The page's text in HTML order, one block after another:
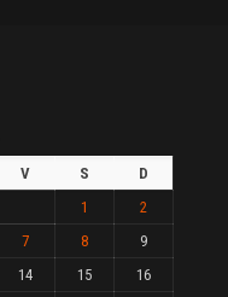
V S
D
1
2
7 8
9
14 15
16